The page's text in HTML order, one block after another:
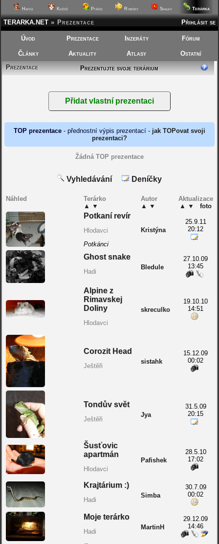
Hafíci Kočičí Ptáčci Rybičky Skalky Terárka
Přihlásit se
TERARKA.NET » Prezentace
Úvod Prezentace Inzeráty Fórum
Články Aktuality Atlasy
Ostatní
Prezentace
Prezentujte svoje terárium
TOP prezentace- přednostní výpis prezentací - jak TOPovat svoji
prezentaci?
Žádná TOP prezentace
Vyhledávání Deníčky
Náhled
Terárko
▲ ▼
Autor
▲ ▼
Aktualizace
▲ ▼ foto
Potkaní revír
Hlodavci
Potkánci
Kristýna
25.9.11
20:12
Ghost snake
Hadi
Bledule
27.10.09
13:45
Alpine z
Rimavskej
Doliny
Hlodavci
skreculko
19.10.10
14:51
Corozit Head
Ještěři
sistahk
15.12.09
00:02
Tondův svět
Ještěři
Jya
31.5.09
20:15
Šusťovic
apartmán
Hlodavci
Pafishek
28.5.10
17:02
Krajtárium :)
Hadi
Simba
30.7.09
00:02
Moje terárko
Hadi
MartinH
29.12.09
14:46